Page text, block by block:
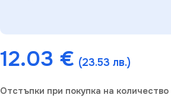
12.03 € (23.53 лв.)
Отстъпки при покупка на количество